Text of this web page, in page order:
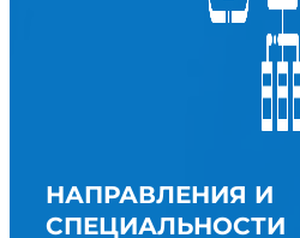
НАПРАВЛЕНИЯ И
СПЕЦИАЛЬНОСТИ